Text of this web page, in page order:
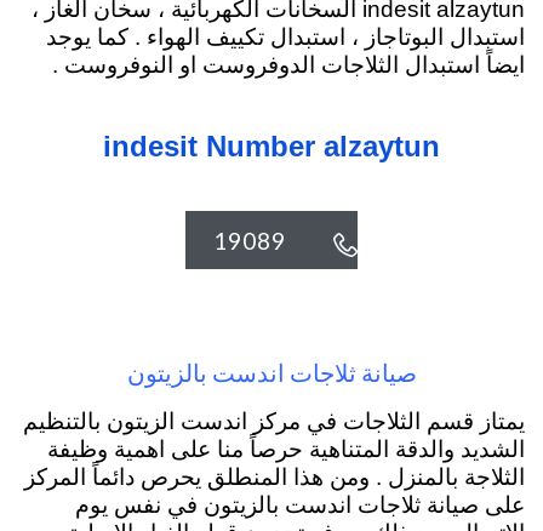
indesit alzaytun السخانات الكهربائية
، سخان الغاز ،
استبدال البوتاجاز ، استبدال تكييف الهواء . كما يوجد
ايضاً استبدال الثلاجات الدوفروست او النوفروست .
indesit Number alzaytun

19089
صيانة ثلاجات اندست بالزيتون
يمتاز قسم الثلاجات في مركز اندست الزيتون بالتنظيم
الشديد والدقة المتناهية حرصاً منا على اهمية وظيفة
الثلاجة بالمنزل . ومن هذا المنطلق يحرص دائماً المركز
على صيانة ثلاجات اندست بالزيتون في نفس يوم